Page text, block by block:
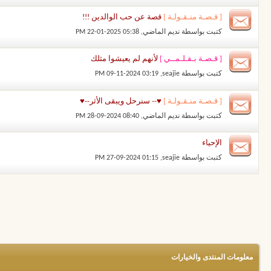
[ قـصـة منـقـولـة ] قصة عن حب الوالدين !!!
كتبت بواسطة نديم الماضي‏, 22-01-2025 05:38 PM
[ قـصـة بـقـلـمــي ] لأنهم لم يعيشوا مثلك
كتبت بواسطة seajie
‏, 09-11-2024 03:19 PM
[ قـصـة منـقـولـة ] ♥-- سنرحل ويبقى الأثر--♥
كتبت بواسطة نديم الماضي‏, 28-09-2024 08:40 PM
الإحياء
كتبت بواسطة seajie
‏, 27-09-2024 01:15 PM
معلومات المنتدى والخيارات